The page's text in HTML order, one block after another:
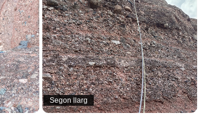
Segon llarg